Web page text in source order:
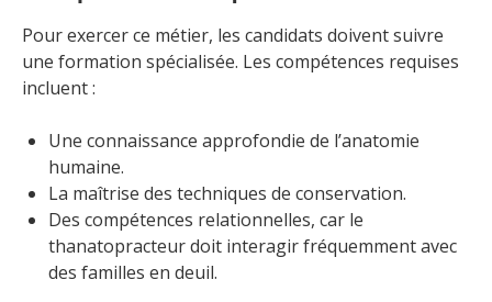
Pour exercer ce métier, les candidats doivent suivre
une formation spécialisée. Les compétences requises
incluent :
Une connaissance approfondie de l’anatomie
humaine.
La maîtrise des techniques de conservation.
Des compétences relationnelles, car le
thanatopracteur doit interagir fréquemment avec
des familles en deuil.